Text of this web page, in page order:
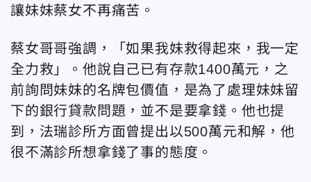
讓妹妹蔡女不再痛苦。
蔡女哥哥強調，「如果我妹救得起來，我一定
全力救」。他說自己已有存款1400萬元，之
前詢問妹妹的名牌包價值，是為了處理妹妹留
下的銀行貸款問題，並不是要拿錢。他也提
到，法瑞診所方面曾提出以500萬元和解，他
很不滿診所想拿錢了事的態度。